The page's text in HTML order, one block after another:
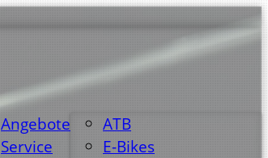
Angebote
ATB
E-Bikes
Service